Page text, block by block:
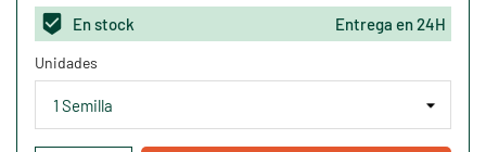
En stock Entrega en 24H
Unidades